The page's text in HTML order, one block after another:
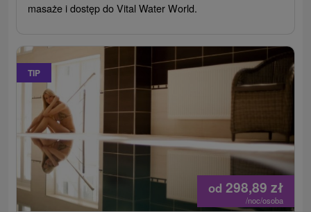
masaże i dostęp do Vital Water World.
TIP
od 298,89 zł
/noc/osoba